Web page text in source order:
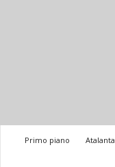
Primo piano Atalanta